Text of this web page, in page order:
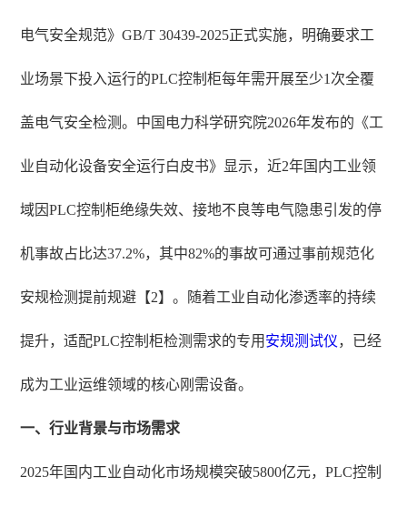
电气安全规范》GB/T 30439-2025正式实施，明确要求工
业场景下投入运行的PLC控制柜每年需开展至少1次全覆
盖电气安全检测。中国电力科学研究院2026年发布的《工
业自动化设备安全运行白皮书》显示，近2年国内工业领
域因PLC控制柜绝缘失效、接地不良等电气隐患引发的停
机事故占比达37.2%，其中82%的事故可通过事前规范化
安规检测提前规避【2】。随着工业自动化渗透率的持续
提升，适配PLC控制柜检测需求的专用 安规测试仪，已经
成为工业运维领域的核心刚需设备。
一、行业背景与市场需求
2025年国内工业自动化市场规模突破5800亿元，PLC控制